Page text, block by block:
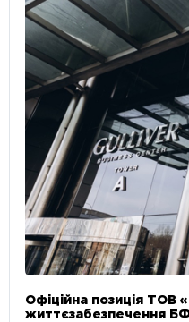
Офіційна позиція
життєзабезпечення